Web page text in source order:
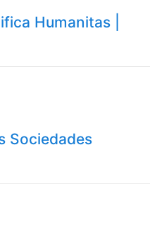
Humanitas |
Sociedades